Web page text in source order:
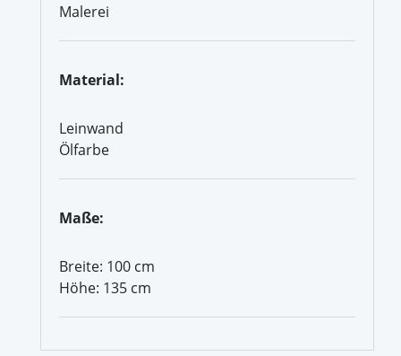
Malerei
Material:
Leinwand
Ölfarbe
Maße:
Breite: 100 cm
Höhe: 135 cm